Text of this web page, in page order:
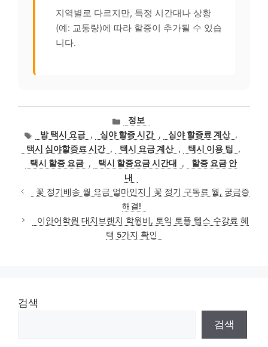
지역별로 다르지만, 특정 시간대나 상황
(예: 교통량)에 따라 할증이 추가될 수 있습
니다.
카
테
고
리
정보
태
그
밤 택시 요금 , 심야 할증 시간 , 심야 할증료 계산 ,
택시 심야할증료 시간 , 택시 요금 계산 , 택시 이용 팁
,
택시 할증 요금 , 택시 할증요금 시간대 ,
할증 요금 안
내
꽃 정기배송 월 요금 얼마인지 | 꽃 정기 구독료 월, 궁금증
해결!
이안어학원 대치브랜치 학원비, 토익 토플 텝스 수강료 혜
택 5가지 확인
검색
검색